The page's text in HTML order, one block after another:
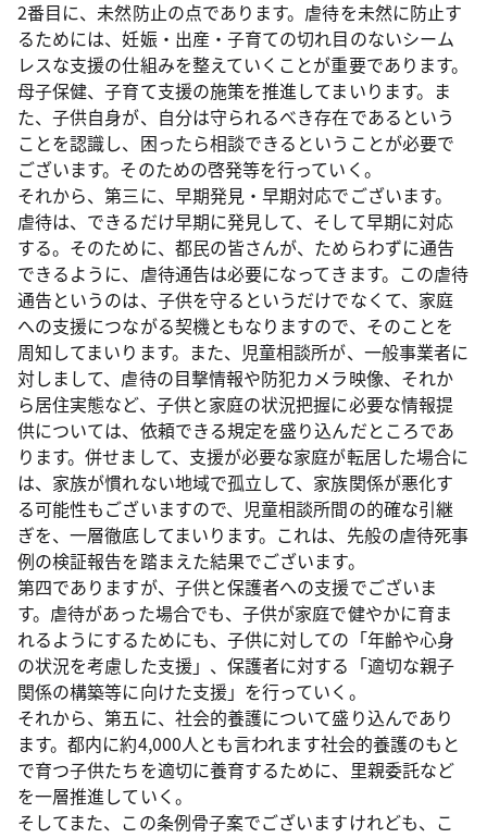
2番目に、未然防止の点であります。虐待を未然に防止す
るためには、妊娠・出産・子育ての切れ目のないシーム
レスな支援の仕組みを整えていくことが重要であります。
母子保健、子育て支援の施策を推進してまいります。ま
た、子供自身が、自分は守られるべき存在であるという
ことを認識し、困ったら相談できるということが必要で
ございます。そのための啓発等を行っていく。
それから、第三に、早期発見・早期対応でございます。
虐待は、できるだけ早期に発見して、そして早期に対応
する。そのために、都民の皆さんが、ためらわずに通告
できるように、虐待通告は必要になってきます。この虐待
通告というのは、子供を守るというだけでなくて、家庭
への支援につながる契機ともなりますので、そのことを
周知してまいります。また、児童相談所が、一般事業者に
対しまして、虐待の目撃情報や防犯カメラ映像、それか
ら居住実態など、子供と家庭の状況把握に必要な情報提
供については、依頼できる規定を盛り込んだところであ
ります。併せまして、支援が必要な家庭が転居した場合に
は、家族が慣れない地域で孤立して、家族関係が悪化す
る可能性もございますので、児童相談所間の的確な引継
ぎを、一層徹底してまいります。これは、先般の虐待死事
例の検証報告を踏まえた結果でございます。
第四でありますが、子供と保護者への支援でございま
す。虐待があった場合でも、子供が家庭で健やかに育ま
れるようにするためにも、子供に対しての「年齢や心身
の状況を考慮した支援」、保護者に対する「適切な親子
関係の構築等に向けた支援」を行っていく。
それから、第五に、社会的養護について盛り込んであり
ます。都内に約4,000人とも言われます社会的養護のもと
で育つ子供たちを適切に養育するために、里親委託など
を一層推進していく。
そしてまた、この条例骨子案でございますけれども、こ